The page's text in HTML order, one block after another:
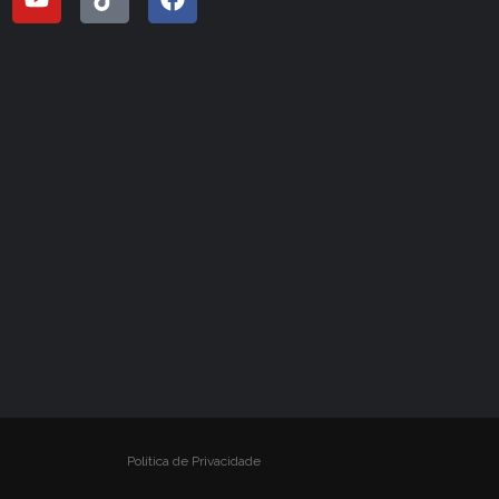
Política de Privacidade